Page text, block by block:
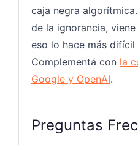
caja negra
de la ignorancia,
eso lo hace más difícil
Complementá con la
Google y OpenAI.
Preguntas